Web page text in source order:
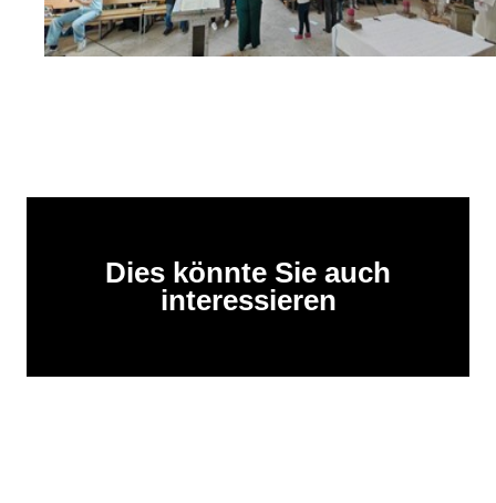
Dies könnte Sie auch
interessieren